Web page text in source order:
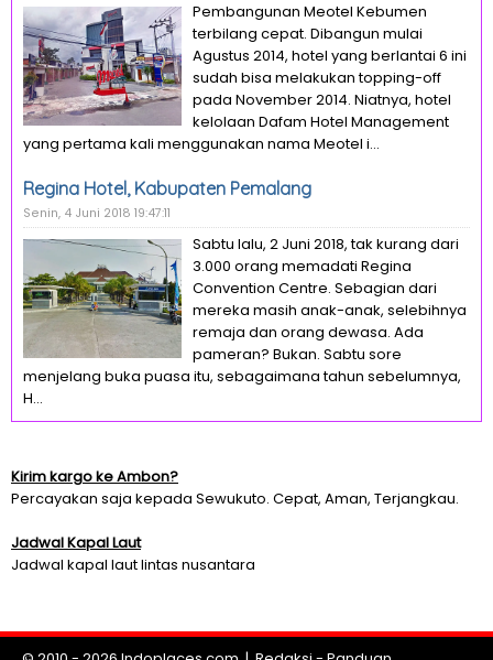
Pembangunan Meotel Kebumen
terbilang cepat. Dibangun mulai
Agustus 2014, hotel yang berlantai 6 ini
sudah bisa melakukan topping-off
pada November 2014. Niatnya, hotel
kelolaan Dafam Hotel Management
yang pertama kali menggunakan nama Meotel i...
Regina Hotel, Kabupaten Pemalang
Senin, 4 Juni 2018 19:47:11
Sabtu lalu, 2 Juni 2018, tak kurang dari
3.000 orang memadati Regina
Convention Centre. Sebagian dari
mereka masih anak-anak, selebihnya
remaja dan orang dewasa. Ada
pameran? Bukan. Sabtu sore
menjelang buka puasa itu, sebagaimana tahun sebelumnya,
H...
Kirim kargo ke Ambon?
Percayakan saja kepada Sewukuto. Cepat, Aman, Terjangkau.
Jadwal Kapal Laut
Jadwal kapal laut lintas nusantara